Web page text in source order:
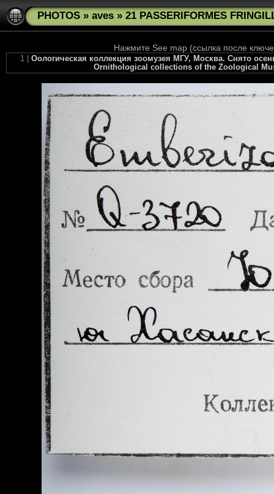
PHOTOS » aves » 21 PASSERIFORMES
Нажмите See map (ссылка после
1 |Оологическая коллекция зоомузея МГУ, Москва. Снято
Ornithological collections of the Zoological